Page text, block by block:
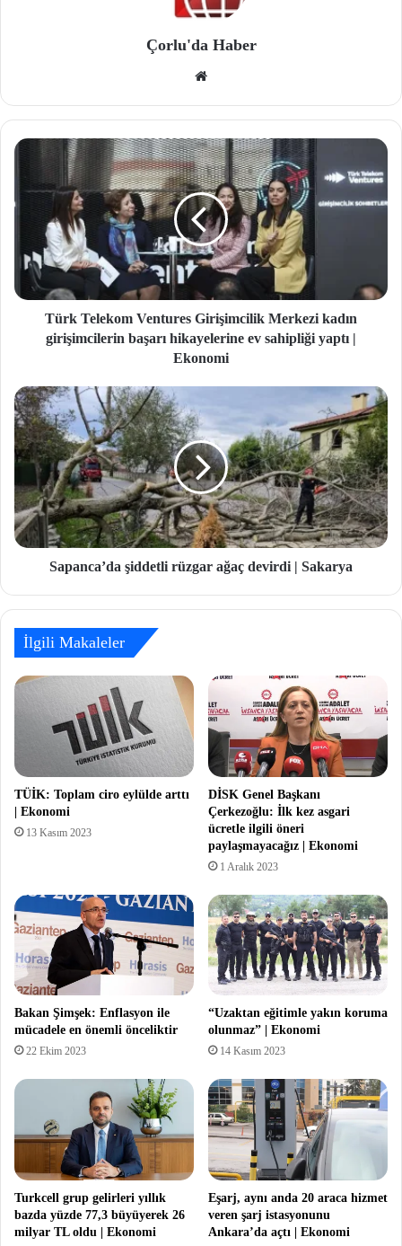
Çorlu'da Haber
site
si
Türk Telekom Ventures Girişimcilik Merkezi kadın
girişimcilerin başarı hikayelerine ev sahipliği yaptı |
Ekonomi
Sapanca’da şiddetli rüzgar ağaç devirdi | Sakarya
İlgili Makaleler
TÜİK: Toplam ciro eylülde arttı
| Ekonomi
13 Kasım 2023
DİSK Genel Başkanı
Çerkezoğlu: İlk kez asgari
ücretle ilgili öneri
paylaşmayacağız | Ekonomi
1 Aralık 2023
Bakan Şimşek: Enflasyon ile
mücadele en önemli önceliktir
22 Ekim 2023
“Uzaktan eğitimle yakın koruma
olunmaz” | Ekonomi
14 Kasım 2023
Turkcell grup gelirleri yıllık
bazda yüzde 77,3 büyüyerek 26
milyar TL oldu | Ekonomi
Eşarj, aynı anda 20 araca hizmet
veren şarj istasyonunu
Ankara’da açtı | Ekonomi